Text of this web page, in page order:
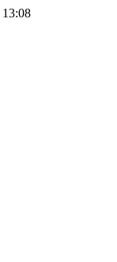
13:08